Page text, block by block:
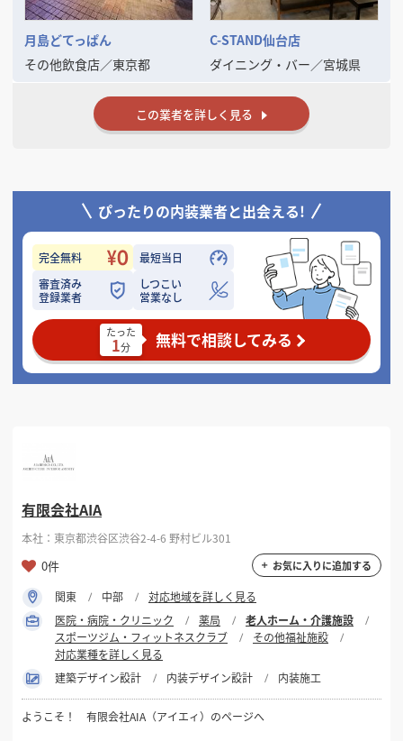
す。
月島どてっぱん
その他飲食店／東京都
C-STAND仙台店
ダイニング・バー／宮城県
この業者を詳しく見る
ぴったりの内装業者と出会える!
完全無料
最短当日
審査済み
登録業者
しつこい
営業なし
たった
1分 無料で相談してみる
有限会社AIA
本社：東京都渋谷区渋谷2-4-6 野村ビル301
0件 お気に入りに追加する
関東 中部
対応地域を詳しく見る
医院・病院・クリニック
薬局
老人ホーム・介護施設
スポーツジム・フィットネスクラブ
その他福祉施設
対応業種を詳しく見る
建築デザイン設計
内装デザイン設計 内装施工
ようこそ！ 有限会社AIA（アイエィ）のページへ